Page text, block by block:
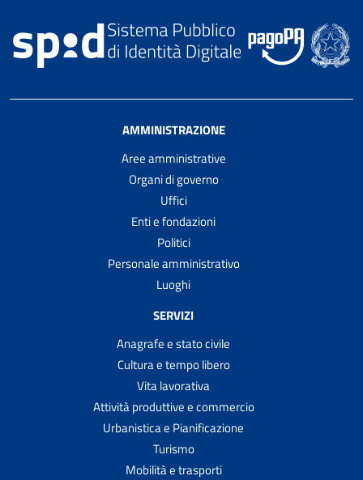
AMMINISTRAZIONE
Aree amministrative
Organi di governo
Uffici
Enti e fondazioni
Politici
Personale amministrativo
Luoghi
SERVIZI
Anagrafe e stato civile
Cultura e tempo libero
Vita lavorativa
Attività produttive e commercio
Urbanistica e Pianificazione
Turismo
Mobilità e trasporti